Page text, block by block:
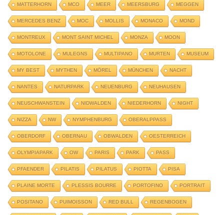
MATTERHORN MCO MEER MEERSBURG MEGGEN
MERCEDES BENZ MOC MOLLIS MONACO MOND
MONTREUX MONT SAINT MICHEL MONZA MOON
MOTOLONE MULEGNS MULTIPANO MURTEN MUSEUM
MY BEST MYTHEN MÖREL MÜNCHEN NACHT
NANTES NATURPARK NEUENBURG NEUHAUSEN
NEUSCHWANSTEIN NIDWALDEN NIEDERHORN NIGHT
NIZZA NW NYMPHENBURG OBERALPPASS
OBERDORF OBERNAU OBWALDEN OESTERREICH
OLYMPIAPARK OW PARIS PARK PASS
PFAENDER PILATIS PILATUS PIOTTA PISA
PLAINE MORTE PLESSIS BOURRE PORTOFINO PORTRAIT
POSITANO PUIMOISSON RED BULL REGENBOGEN